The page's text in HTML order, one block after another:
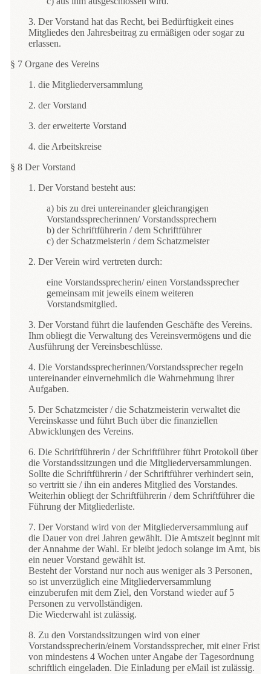
3. Der Vorstand hat das Recht, bei Bedürftigkeit eines
Mitgliedes den Jahresbeitrag zu ermäßigen oder sogar zu
erlassen.
§ 7 Organe des Vereins
1. die Mitgliederversammlung
2. der Vorstand
3. der erweiterte Vorstand
4. die Arbeitskreise
§ 8 Der Vorstand
1. Der Vorstand besteht aus:
a) bis zu drei untereinander gleichrangigen
Vorstandssprecherinnen/ Vorstandssprechern
b) der Schriftführerin / dem Schriftführer
c) der Schatzmeisterin / dem Schatzmeister
2. Der Verein wird vertreten durch:
eine Vorstandssprecherin/ einen Vorstandssprecher
gemeinsam mit jeweils einem weiteren
Vorstandsmitglied.
3. Der Vorstand führt die laufenden Geschäfte des Vereins.
Ihm obliegt die Verwaltung des Vereinsvermögens und die
Ausführung der Vereinsbeschlüsse.
4. Die Vorstandssprecherinnen/Vorstandssprecher regeln
untereinander einvernehmlich die Wahrnehmung ihrer
Aufgaben.
5. Der Schatzmeister / die Schatzmeisterin verwaltet die
Vereinskasse und führt Buch über die finanziellen
Abwicklungen des Vereins.
6. Die Schriftführerin / der Schriftführer führt Protokoll über
die Vorstandssitzungen und die Mitgliederversammlungen.
Sollte die Schriftführerin / der Schriftführer verhindert sein,
so vertritt sie / ihn ein anderes Mitglied des Vorstandes.
Weiterhin obliegt der Schriftführerin / dem Schriftführer die
Führung der Mitgliederliste.
7. Der Vorstand wird von der Mitgliederversammlung auf
die Dauer von drei Jahren gewählt. Die Amtszeit beginnt mit
der Annahme der Wahl. Er bleibt jedoch solange im Amt, bis
ein neuer Vorstand gewählt ist.
Besteht der Vorstand nur noch aus weniger als 3 Personen,
so ist unverzüglich eine Mitgliederversammlung
einzuberufen mit dem Ziel, den Vorstand wieder auf 5
Personen zu vervollständigen.
Die Wiederwahl ist zulässig.
8. Zu den Vorstandssitzungen wird von einer
Vorstandssprecherin/einem Vorstandssprecher, mit einer Frist
von mindestens 4 Wochen unter Angabe der Tagesordnung
schriftlich eingeladen. Die Einladung per eMail ist zulässig.